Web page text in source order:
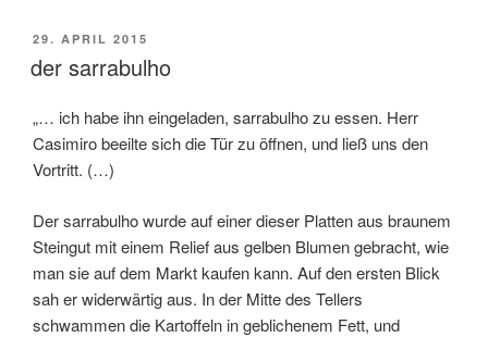
VERÖFFENTLICHT
AM
29. APRIL 2015
der sarrabulho
„… ich habe ihn eingeladen, sarrabulho zu essen. Herr
Casimiro beeilte sich die Tür zu öffnen, und ließ uns den
Vortritt. (…)
Der sarrabulho wurde auf einer dieser Platten aus braunem
Steingut mit einem Relief aus gelben Blumen gebracht, wie
man sie auf dem Markt kaufen kann. Auf den ersten Blick
sah er widerwärtig aus. In der Mitte des Tellers
schwammen die Kartoffeln in geblichenem Fett, und